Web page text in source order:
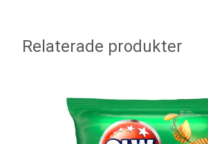
Relaterade produkter